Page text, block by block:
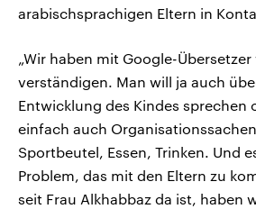
arabischsprachigen Eltern in
„Wir haben mit Google-
verständigen. Man will ja auch
Entwicklung des Kindes sprechen
einfach auch
Sportbeutel, Essen, Trinken. Und
Problem, das mit den Eltern zu
seit Frau Alkhabbaz da ist, haben